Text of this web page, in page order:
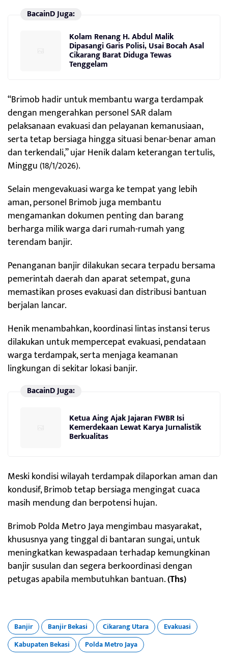
BacainD Juga:
Kolam Renang H. Abdul Malik
Dipasangi Garis Polisi, Usai Bocah Asal
Cikarang Barat Diduga Tewas
Tenggelam
“Brimob hadir untuk membantu warga terdampak
dengan mengerahkan personel SAR dalam
pelaksanaan evakuasi dan pelayanan kemanusiaan,
serta tetap bersiaga hingga situasi benar-benar aman
dan terkendali,” ujar Henik dalam keterangan tertulis,
Minggu (18/1/2026).
Selain mengevakuasi warga ke tempat yang lebih
aman, personel Brimob juga membantu
mengamankan dokumen penting dan barang
berharga milik warga dari rumah-rumah yang
terendam banjir.
Penanganan banjir dilakukan secara terpadu bersama
pemerintah daerah dan aparat setempat, guna
memastikan proses evakuasi dan distribusi bantuan
berjalan lancar.
Henik menambahkan, koordinasi lintas instansi terus
dilakukan untuk mempercepat evakuasi, pendataan
warga terdampak, serta menjaga keamanan
lingkungan di sekitar lokasi banjir.
BacainD Juga:
Ketua Aing Ajak Jajaran FWBR Isi
Kemerdekaan Lewat Karya Jurnalistik
Berkualitas
Meski kondisi wilayah terdampak dilaporkan aman dan
kondusif, Brimob tetap bersiaga mengingat cuaca
masih mendung dan berpotensi hujan.
Brimob Polda Metro Jaya mengimbau masyarakat,
khususnya yang tinggal di bantaran sungai, untuk
meningkatkan kewaspadaan terhadap kemungkinan
banjir susulan dan segera berkoordinasi dengan
petugas apabila membutuhkan bantuan.(Ths)
Banjir Banjir Bekasi Cikarang Utara
Evakuasi
Kabupaten Bekasi
Polda Metro Jaya